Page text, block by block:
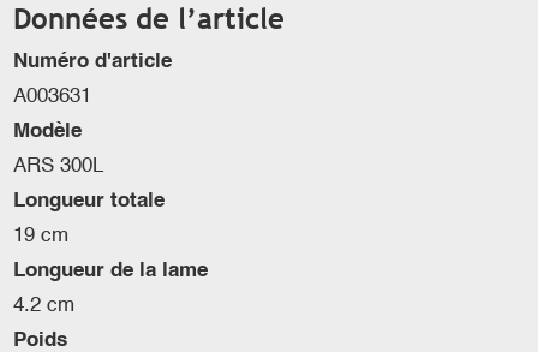
Données de l’article
Numéro d'article
A003631
Modèle
ARS 300L
Longueur totale
19 cm
Longueur de la lame
4.2 cm
Poids